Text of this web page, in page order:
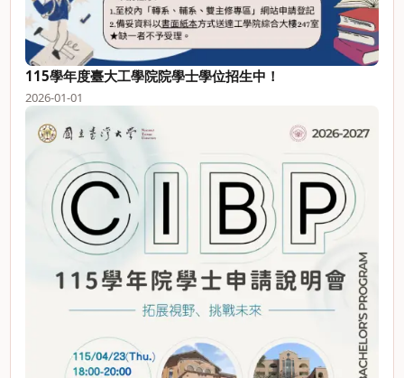
115學年度臺大工學院院學士學位招生中！
2026-01-01